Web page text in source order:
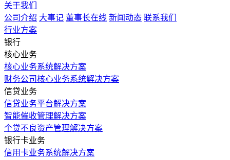
关于我们
公司介绍 大事记 董事长在线 新闻动态 联系我们
行业方案
银行
核心业务
核心业务系统解决方案
财务公司核心业务系统解决方案
信贷业务
信贷业务平台解决方案
智能催收管理解决方案
个贷不良资产管理解决方案
银行卡业务
信用卡业务系统解决方案